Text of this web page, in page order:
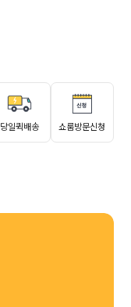
당일퀵배송 쇼룸방문신청